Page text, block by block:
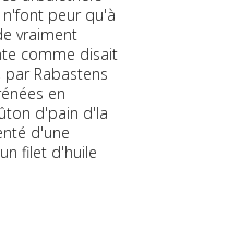
peur qu'à
vraiment
comme disait
par Rabastens
en
d'pain d'la
d'une
filet d'huile